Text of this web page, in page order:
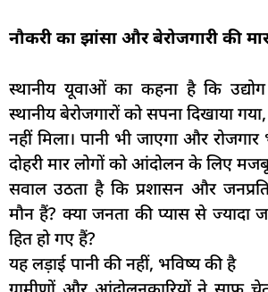
नौकरी का झांसा और बेरोजगारी की
स्थानीय यूवाओं का कहना है कि
स्थानीय बेरोजगारों को सपना दिखाया
नहीं मिला। पानी भी जाएगा और रोजगार
दोहरी मार लोगों को आंदोलन के लिए
सवाल उठता है कि प्रशासन और
मौन हैं? क्या जनता की प्यास से ज्यादा
हित हो गए हैं?
यह लड़ाई पानी की नहीं, भविष्य की है